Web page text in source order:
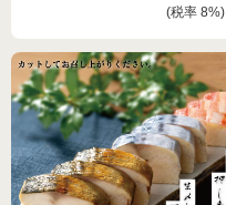
(税率8%)